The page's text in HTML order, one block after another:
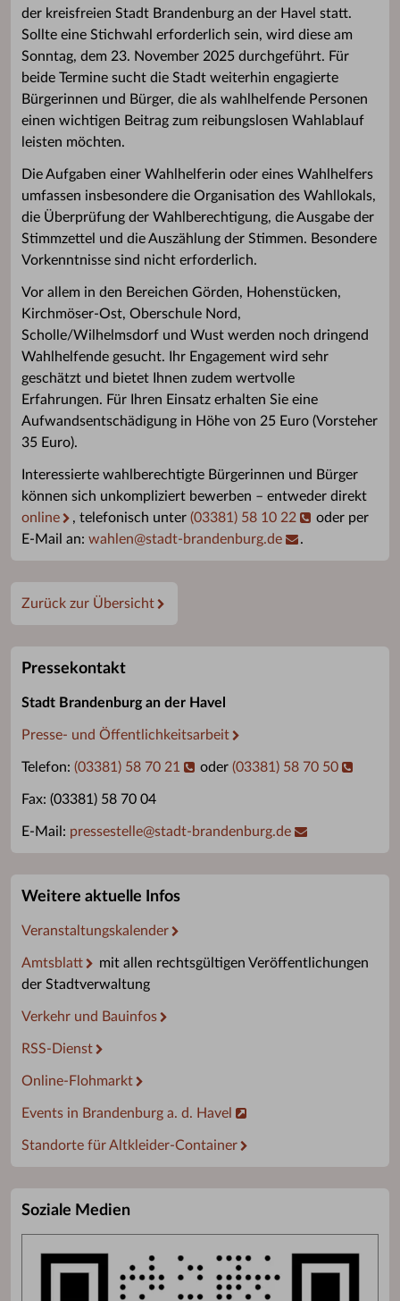
der kreisfreien Stadt Brandenburg an der Havel statt.
Sollte eine Stichwahl erforderlich sein, wird diese am
Sonntag, dem 23. November 2025 durchgeführt. Für
beide Termine sucht die Stadt weiterhin engagierte
Bürgerinnen und Bürger, die als wahlhelfende Personen
einen wichtigen Beitrag zum reibungslosen Wahlablauf
leisten möchten.
Die Aufgaben einer Wahlhelferin oder eines Wahlhelfers
umfassen insbesondere die Organisation des Wahllokals,
die Überprüfung der Wahlberechtigung, die Ausgabe der
Stimmzettel und die Auszählung der Stimmen. Besondere
Vorkenntnisse sind nicht erforderlich.
Vor allem in den Bereichen Görden, Hohenstücken,
Kirchmöser-Ost, Oberschule Nord,
Scholle/Wilhelmsdorf und Wust werden noch dringend
Wahlhelfende gesucht. Ihr Engagement wird sehr
geschätzt und bietet Ihnen zudem wertvolle
Erfahrungen. Für Ihren Einsatz erhalten Sie eine
Aufwandsentschädigung in Höhe von 25 Euro (Vorsteher
35 Euro).
Interessierte wahlberechtigte Bürgerinnen und Bürger
können sich unkompliziert bewerben – entweder direkt
online
, telefonisch unter (03381) 58 10 22
oder per
E-Mail an: wahlen@stadt-brandenburg.de .
Zurück zur Übersicht
Pressekontakt
Stadt Brandenburg an der Havel
Presse- und Öffentlichkeitsarbeit
Telefon: (03381) 58 70 21 oder (03381) 58 70 50
Fax: (03381) 58 70 04
E-Mail: pressestelle@stadt-brandenburg.de
Weitere aktuelle Infos
Veranstaltungskalender
Amtsblatt
mit allen rechtsgültigen Veröffentlichungen
der Stadtverwaltung
Verkehr und Bauinfos
RSS-Dienst
Online-Flohmarkt
Events in Brandenburg a. d. Havel
Standorte für Altkleider-Container
Soziale Medien